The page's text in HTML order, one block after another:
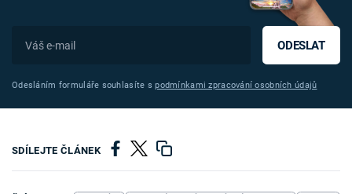
ODESLAT
Odesláním formuláře souhlasíte spodmínkami zpracování osobních údajů
SDÍLEJTE ČLÁNEK